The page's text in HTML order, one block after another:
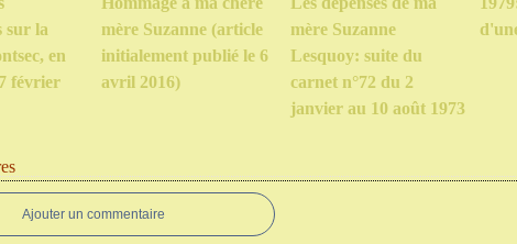
sur la
en
février
mère Suzanne (article
initialement publié le 6
avril 2016)
mère Suzanne
Lesquoy: suite du
carnet n°72 du 2
janvier au 10 août 1973
Ajouter un commentaire